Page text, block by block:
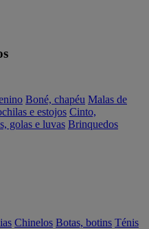
Boné, chapéu Malas de
e estojos Cinto,
golas e luvas Brinquedos
Chinelos Botas, botins Ténis